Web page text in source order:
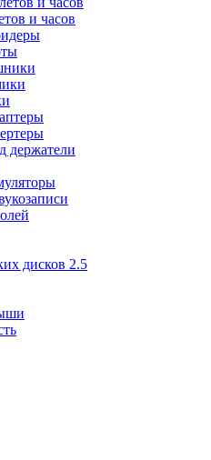
и часов
держатели
дисков 2.5